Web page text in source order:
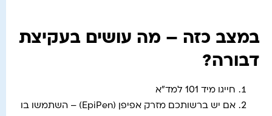
במצב כזה – מה עושים בעקיצת
דבורה?
חייגו מיד 101 למד"א
אם יש ברשותכם מזרק אפיפן (EpiPen) – השתמשו בו